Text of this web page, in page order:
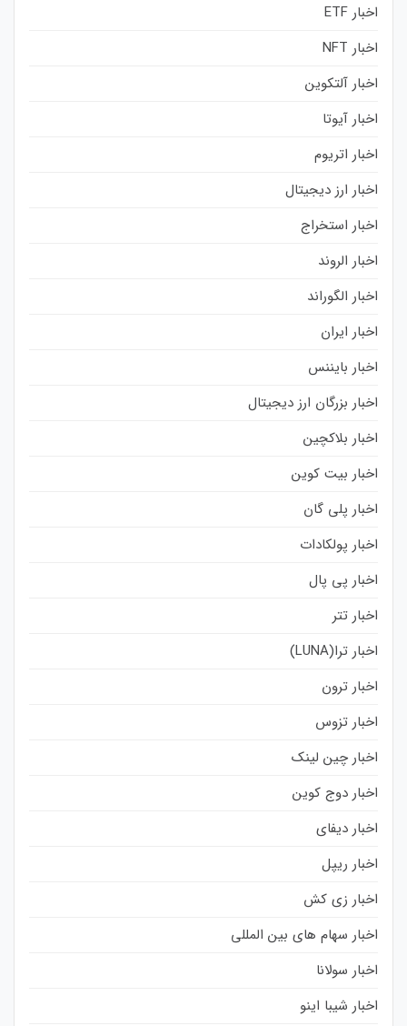
اخبار ETF
اخبار NFT
اخبار آلتکوین
اخبار آیوتا
اخبار اتریوم
اخبار ارز دیجیتال
اخبار استخراج
اخبار الروند
اخبار الگوراند
اخبار ایران
اخبار بایننس
اخبار بزرگان ارز دیجیتال
اخبار بلاکچین
اخبار بیت کوین
اخبار پلی گان
اخبار پولکادات
اخبار پی پال
اخبار تتر
اخبار ترا(LUNA)
اخبار ترون
اخبار تزوس
اخبار چین لینک
اخبار دوج کوین
اخبار دیفای
اخبار ریپل
اخبار زی کش
اخبار سهام های بین المللی
اخبار سولانا
اخبار شیبا اینو